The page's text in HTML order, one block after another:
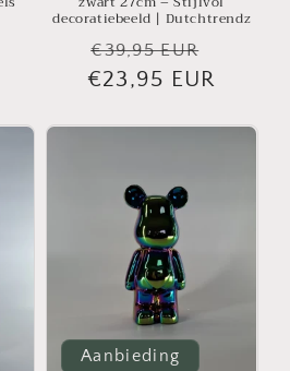
Aanbiedingsprijs
decoratiebeeld | Dutchtrendz
Normale
prijs
€39,95 EUR
€23,95 EUR
Aanbieding